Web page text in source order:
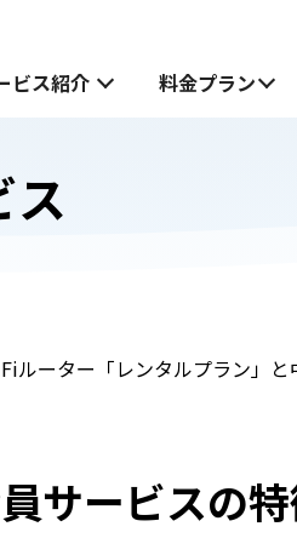
ビス紹介
ービス紹介
し申し込みフォーム
SIMの設定方法
料金プラン
でもWiFiモバイルプラン
ス
ーター「レンタルプラン」
サービスの